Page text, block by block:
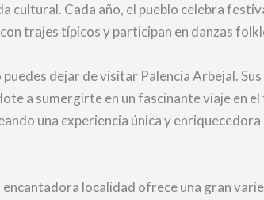
cultural. Cada año, el pueblo celebra
trajes típicos y participan en danzas
dejar de visitar Palencia Arbejal.
a sumergirte en un fascinante viaje en el
una experiencia única y
localidad ofrece una gran